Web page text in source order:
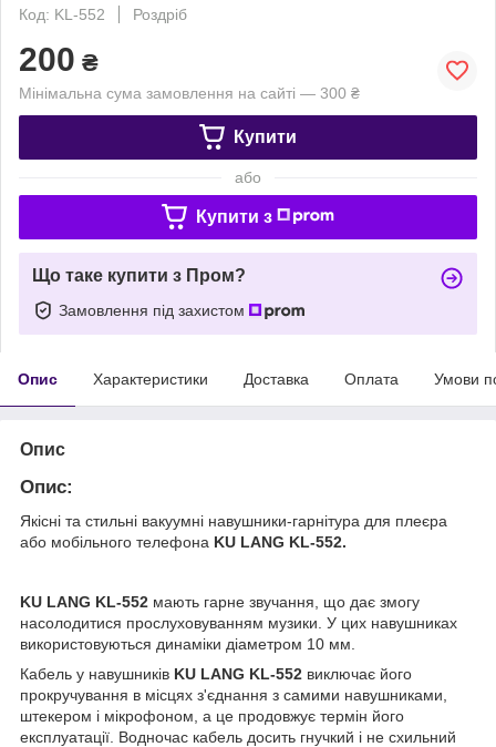
Код: KL-552
Роздріб
200 ₴
Мінімальна сума замовлення на сайті — 300 ₴
Купити
або
Купити з
Що таке купити з Пром?
Замовлення під захистом
Опис Характеристики Доставка Оплата Умови
Опис
Опис:
Якісні та стильні вакуумні навушники-гарнітура для плеєра
або мобільного телефона KU LANG KL-552.
KU LANG KL-552 мають гарне звучання, що дає змогу
насолодитися прослуховуванням музики. У цих навушниках
використовуються динаміки діаметром 10 мм.
Кабель у навушників KU LANG KL-552 виключає його
прокручування в місцях з'єднання з самими навушниками,
штекером і мікрофоном, а це продовжує термін його
експлуатації. Водночас кабель досить гнучкий і не схильний